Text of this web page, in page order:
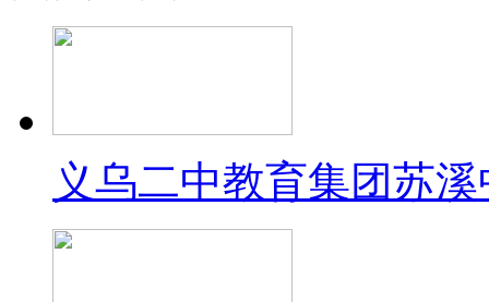
义乌二中教育集团苏